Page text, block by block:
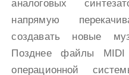
аналоговых
напрямую
создавать новые
Позднее файлы
операционной